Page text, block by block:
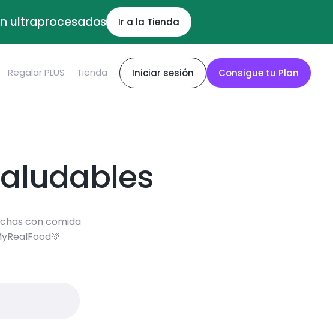
ultraprocesados Ir a la Tienda
Regalar PLUS Tienda Iniciar sesión Consigue tu Plan
con comida